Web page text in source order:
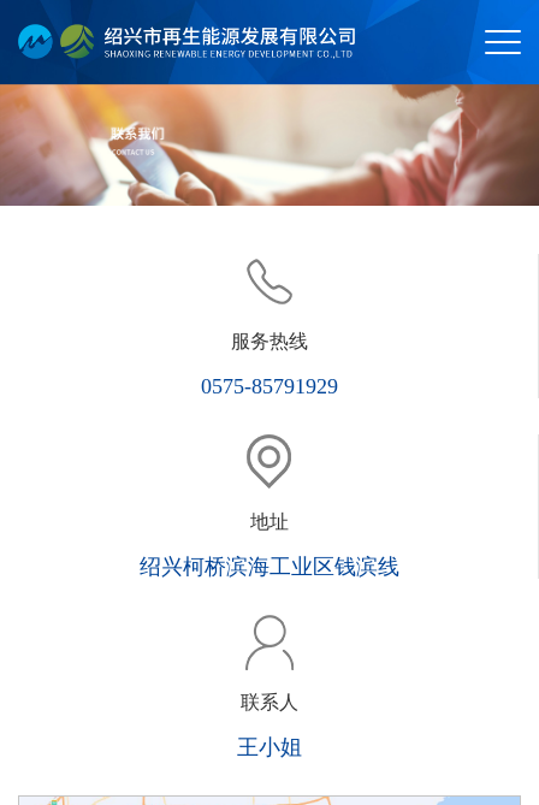
服务热线
0575-85791929
地址
绍兴柯桥滨海工业区钱滨线
联系人
王小姐